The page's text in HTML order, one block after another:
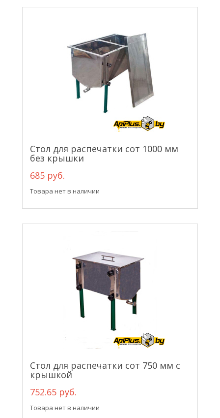
Стол для распечатки сот 1000 мм
без крышки
685 руб.
Товара нет в наличии
Стол для распечатки сот 750 мм с
крышкой
752.65 руб.
Товара нет в наличии